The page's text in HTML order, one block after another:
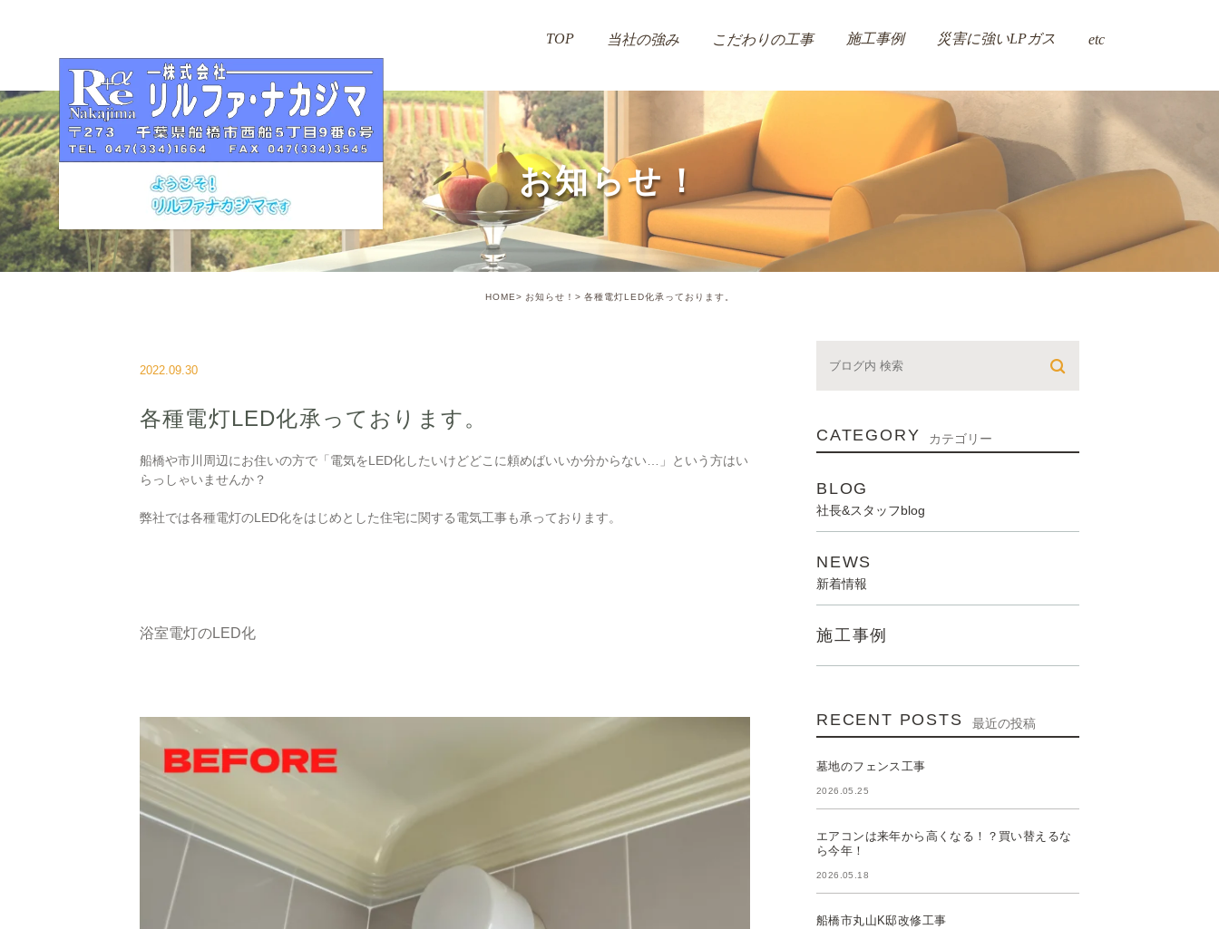
TOP 当社の強み こだわりの工事 施工事例 災害に強いLPガス etc
お知らせ！
HOME お知らせ！ 各種電灯LED化承っております。
2022.09.30
各種電灯LED化承っております。
船橋や市川周辺にお住いの方で「電気をLED化したいけどどこに頼めばいいか分からない…」という方はい
らっしゃいませんか？
弊社では各種電灯のLED化をはじめとした住宅に関する電気工事も承っております。
浴室電灯のLED化
CATEGORY カテゴリー
BLOG
社長&スタッフblog
NEWS
新着情報
施工事例
RECENT POSTS 最近の投稿
墓地のフェンス工事
2026.05.25
エアコンは来年から高くなる！？買い替えるな
ら今年！
2026.05.18
船橋市丸山K邸改修工事